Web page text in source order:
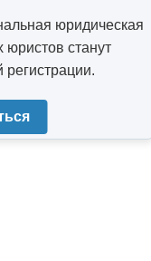
юридическая
юристов станут